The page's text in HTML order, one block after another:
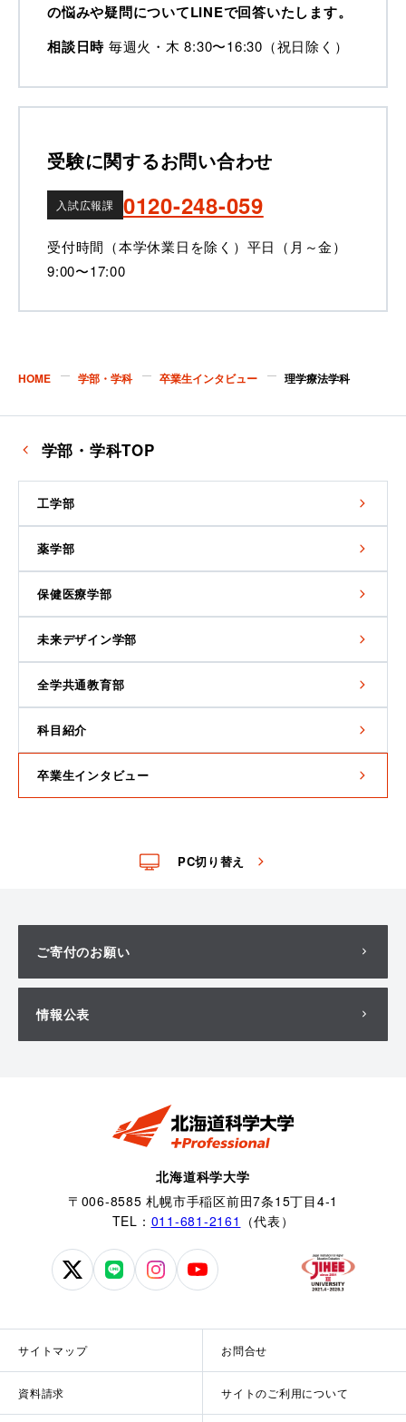
の悩みや疑問についてLINEで回答いたします。
相談日時 毎週火・木 8:30〜16:30（祝日除く）
受験に関するお問い合わせ
入試広報課 0120-248-059
受付時間（本学休業日を除く） 平日（月～金）
9:00〜17:00
HOME 学部・学科 卒業生インタビュー 理学療法学科
学部・学科TOP
工学部
薬学部
保健医療学部
未来デザイン学部
全学共通教育部
科目紹介
卒業生インタビュー
PC切り替え
ご寄付のお願い
情報公表
北海道科学大学
〒006-8585 札幌市手稲区前田7条15丁目4-1
TEL： 011-681-2161 （代表）
北
科
学
北
学
北
学
北
学
サイトマップ お問合せ
資料請求 サイトのご利用について